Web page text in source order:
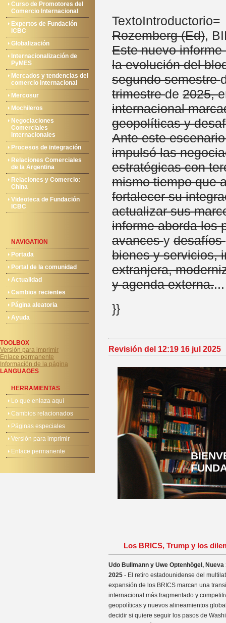
Curso de Promotores del
Comercio Internacional
Expertos de Fundación
ICBC
Globalización
Internacionalización de
PyMES
Mercados y tendencias del
comercio internacional
Mercosur
Mochileros
Negociaciones
Comerciales
Internacionales
Procesos de integración
Relaciones Comerciales
de la Argentina
Relaciones y Comercio:
China
Videoteca de Fundación
ICBC
NAVIGATION
Portada
Portal de la comunidad
Actualidad
Cambios recientes
Página aleatoria
Ayuda
TOOLBOX
Versión para imprimir
Enlace permanente
Información de la página
LANGUAGES
HERRAMIENTAS
Lo que enlaza aquí
Cambios relacionados
Páginas especiales
Versión para imprimir
Enlace permanente
Rozemberg (Ed),
Este nuevo
la evolución del
segundo semestre
trimestrede 2025,
internacional
geopolíticas y
Ante este
impulsó las
estratégicas con
mismo tiempo que
fortalecer su
actualizar sus
informe aborda los
avancesy desafíos
bienes y servicios,
extranjera,
y agenda externa....
}}
Revisión del 12:19 16 jul 2025
Los BRICS, Trump y los
Udo Bullmann y Uwe Optenhögel,
2025 - El retiro estadounidense del
expansión de los BRICS marcan una
internacional más fragmentado y
geopolíticas y nuevos alineamientos
decidir si quiere seguir los pasos de